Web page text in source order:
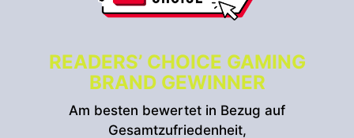
READERS’ CHOICE GAMING
BRAND GEWINNER
Am besten bewertet in Bezug auf
Gesamtzufriedenheit,